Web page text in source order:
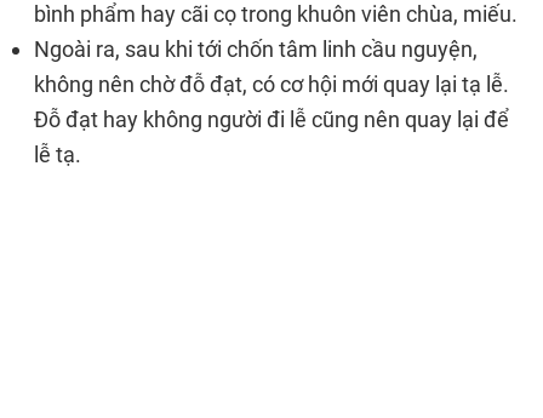
bình phẩm hay cãi cọ trong khuôn viên chùa, miếu.
Ngoài ra, sau khi tới chốn tâm linh cầu nguyện,
không nên chờ đỗ đạt, có cơ hội mới quay lại tạ lễ.
Đỗ đạt hay không người đi lễ cũng nên quay lại để
lễ tạ.